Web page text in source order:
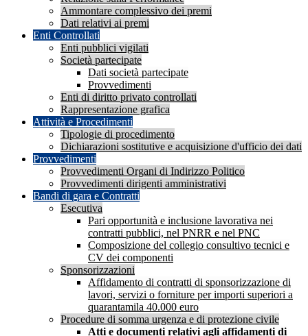
Ammontare complessivo dei premi
Dati relativi ai premi
Enti Controllati
Enti pubblici vigilati
Società partecipate
Dati società partecipate
Provvedimenti
Enti di diritto privato controllati
Rappresentazione grafica
Attività e Procedimenti
Tipologie di procedimento
Dichiarazioni sostitutive e acquisizione d'ufficio dei dati
Provvedimenti
Provvedimenti Organi di Indirizzo Politico
Provvedimenti dirigenti amministrativi
Bandi di gara e Contratti
Esecutiva
Pari opportunità e inclusione lavorativa nei
contratti pubblici, nel PNRR e nel PNC
Composizione del collegio consultivo tecnici e
CV dei componenti
Sponsorizzazioni
Affidamento di contratti di sponsorizzazione di
lavori, servizi o forniture per importi superiori a
quarantamila 40.000 euro
Procedure di somma urgenza e di protezione civile
Atti e documenti relativi agli affidamenti di